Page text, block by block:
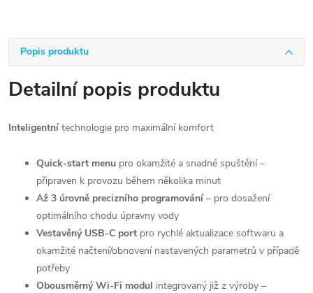
Popis produktu
Detailní popis produktu
Inteligentní technologie pro maximální komfort
Quick-start menu pro okamžité a snadné spuštění –
připraven k provozu během několika minut
Až 3 úrovně precizního programování – pro dosažení
optimálního chodu úpravny vody
Vestavěný USB-C port pro rychlé aktualizace softwaru a
okamžité načtení/obnovení nastavených parametrů v případě
potřeby
Obousměrný Wi-Fi modul integrovaný již z výroby –